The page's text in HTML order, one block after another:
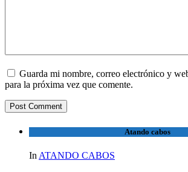
Guarda mi nombre, correo electrónico y
para la próxima vez que comente.
Atando cabos
In ATANDO CABOS